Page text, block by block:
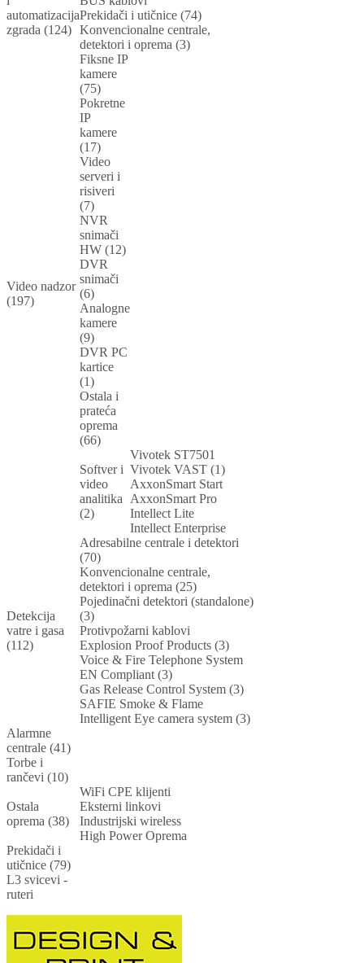
automatizacija
zgrada (124)
Prekidači i utičnice (74)
Konvencionalne centrale,
detektori i oprema (3)
Video nadzor
(197)
Fiksne IP
kamere
(75)
Pokretne
IP
kamere
(17)
Video
serveri i
risiveri
(7)
NVR
snimači
HW (12)
DVR
snimači
(6)
Analogne
kamere
(9)
DVR PC
kartice
(1)
Ostala i
prateća
oprema
(66)
Softver i
video
analitika
(2)
Vivotek ST7501
Vivotek VAST (1)
AxxonSmart Start
AxxonSmart Pro
Intellect Lite
Intellect Enterprise
Detekcija
vatre i gasa
(112)
Adresabilne centrale i detektori
(70)
Konvencionalne centrale,
detektori i oprema (25)
Pojedinačni detektori (standalone)
(3)
Protivpožarni kablovi
Explosion Proof Products (3)
Voice & Fire Telephone System
EN Compliant (3)
Gas Release Control System (3)
SAFIE Smoke & Flame
Intelligent Eye camera system (3)
Alarmne
centrale (41)
Torbe i
rančevi (10)
Ostala
oprema (38)
WiFi CPE klijenti
Eksterni linkovi
Industrijski wireless
High Power Oprema
Prekidači i
utičnice (79)
L3 svicevi -
ruteri